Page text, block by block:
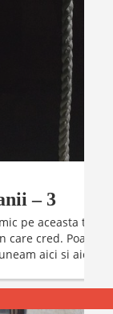
– 3
pe aceasta
cred. Poate
aici si aici,